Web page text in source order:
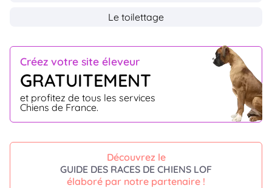
Créez votre site éleveur
GRATUITEMENT
et profitez de tous les services
Chiens de France.
Découvrez le
GUIDE DES RACES DE CHIENS LOF
élaboré par notre partenaire !
Le toilettage